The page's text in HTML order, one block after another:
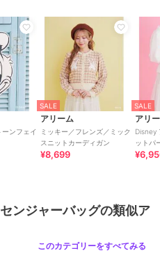
ーンフェイ
SALE
アリーム
ミッキー／フレンズ／ミック
スニットカーディガン
¥8,699
SALE
アリ
Disney
ットパ
ンジャーバッグの類似ア
このカテゴリーをすべてみる